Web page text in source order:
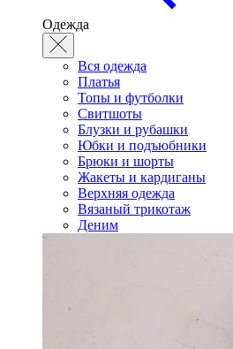
Одежда
Вся одежда
Платья
Топы и футболки
Свитшоты
Блузки и рубашки
Юбки и подъюбники
Брюки и шорты
Жакеты и кардиганы
Верхняя одежда
Вязаный трикотаж
Деним